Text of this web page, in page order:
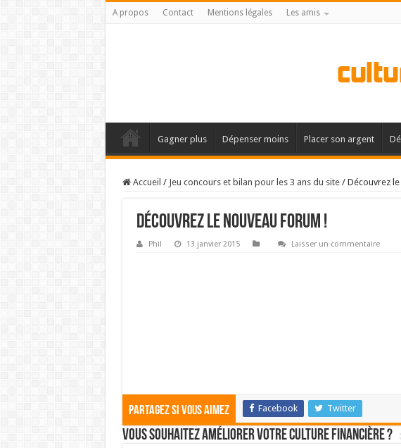
A propos Contact Mentions légales Les amis
Gagner plus Dépenser moins Placer son argent
Accueil / Jeu concours et bilan pour les 3 ans du site / Découvrez
Découvrez le nouveau forum !
Phil 13 janvier 2015 Laisser un commentaire
Partagez si vous aimez Facebook Twitter
Vous souhaitez améliorer votre culture financière ?